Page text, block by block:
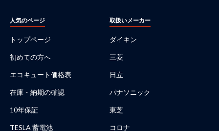
人気のページ
トップページ
初めての方へ
エコキュート価格表
在庫・納期の確認
10年保証
TESLA 蓄電池
取扱いメーカー
ダイキン
三菱
日立
パナソニック
東芝
コロナ